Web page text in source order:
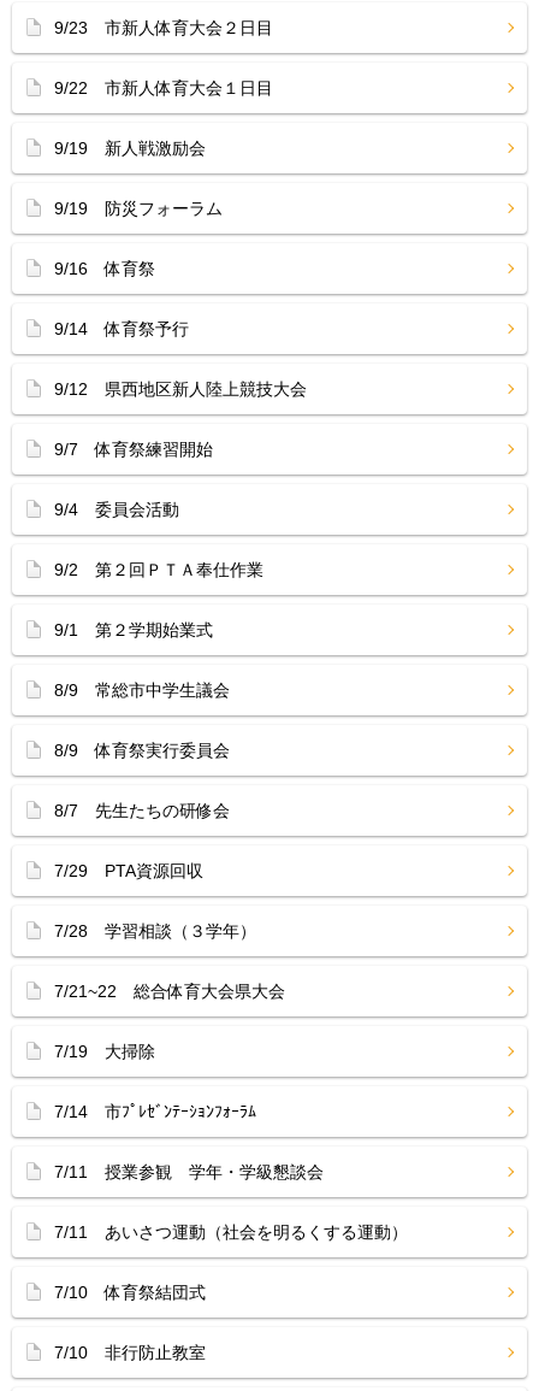
9/23 市新人体育大会２日目
9/22 市新人体育大会１日目
9/19 新人戦激励会
9/19 防災フォーラム
9/16 体育祭
9/14 体育祭予行
9/12 県西地区新人陸上競技大会
9/7 体育祭練習開始
9/4 委員会活動
9/2 第２回ＰＴＡ奉仕作業
9/1 第２学期始業式
8/9 常総市中学生議会
8/9 体育祭実行委員会
8/7 先生たちの研修会
7/29 PTA資源回収
7/28 学習相談（３学年）
7/21~22 総合体育大会県大会
7/19 大掃除
7/14 市ﾌﾟﾚｾﾞﾝﾃｰｼｮﾝﾌｫｰﾗﾑ
7/11 授業参観 学年・学級懇談会
7/11 あいさつ運動（社会を明るくする運動）
7/10 体育祭結団式
7/10 非行防止教室